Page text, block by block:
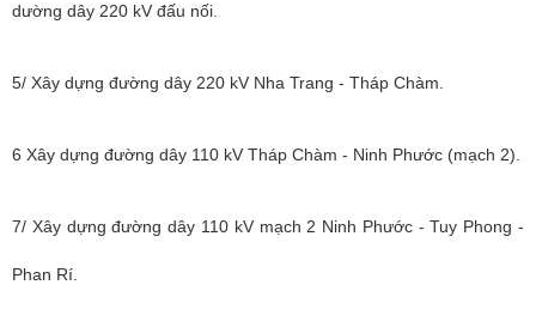
dường dây 220 kV đấu nối.
5/ Xây dựng đường dây 220 kV Nha Trang - Tháp Chàm.
6 Xây dựng đường dây 110 kV Tháp Chàm - Ninh Phước (mạch 2).
7/ Xây dựng đường dây 110 kV mạch 2 Ninh Phước - Tuy Phong -
Phan Rí.